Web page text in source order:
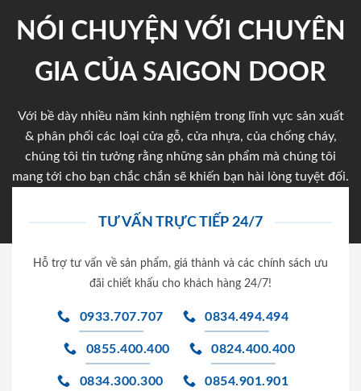
NÓI CHUYỆN VỚI CHUYÊN
GIA CỦA SAIGON DOOR
Với bề dày nhiều năm kinh nghiệm trong lĩnh vực sản xuất
& phân phối các loại cửa gỗ, cửa nhựa, của chống cháy,
chúng tôi tin tưởng rằng những sản phẩm mà chúng tôi
mang tới cho bạn chắc chắn sẽ khiến bạn hài lòng tuyệt đối.
TƯ VẤN TRỰC TIẾP 24/7
Hỗ trợ tư vấn về sản phẩm, giá thành và các chính sách ưu
đãi chiết khấu cho khách hàng 24/7!
0933.707.707 0834.494.494
0855.400.400 0824.400.400
0834.300.300 0854.901.901